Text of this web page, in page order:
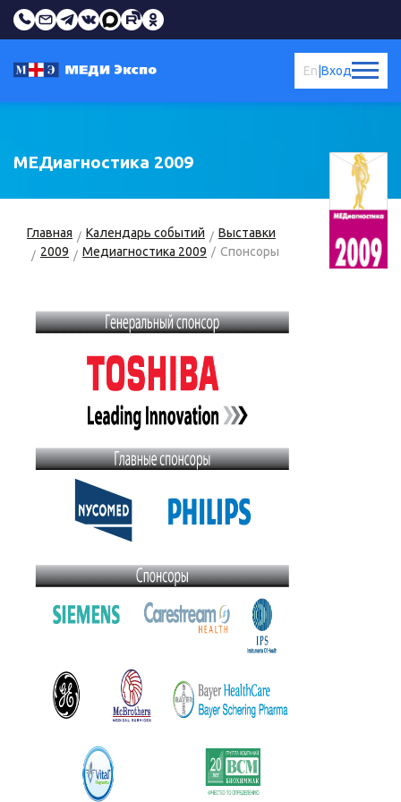
Вход
En
МЕДиагностика 2009
Главная Календарь событий
Выставки
2009
Медиагностика 2009 Спонсоры